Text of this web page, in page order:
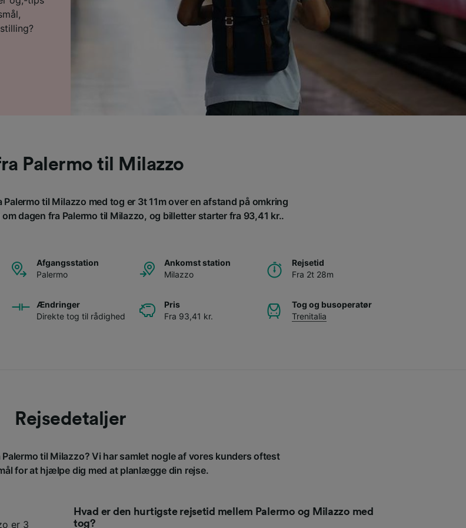
Palermo til Milazzo
til Milazzo med tog er 3t 11m over en afstand på omkring
dagen fra Palermo til Milazzo, og billetter starter fra 93,41 kr..
Afgangsstation
Palermo
Ankomst station
Milazzo
Rejsetid
Fra 2t 28m
Ændringer
Direkte tog til rådighed
Pris
Fra 93,41 kr.
Tog og busoperatør
Trenitalia
Rejsedetaljer
til Milazzo? Vi har samlet nogle af vores kunders oftest
for at hjælpe dig med at planlægge din rejse.
er 3
Hvad er den hurtigste rejsetid mellem Palermo og Milazzo med
tog?